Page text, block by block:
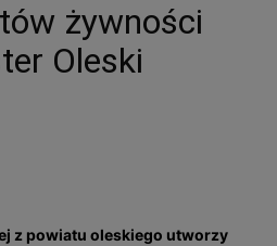
żywności
Oleski
z powiatu oleskiego utworzy